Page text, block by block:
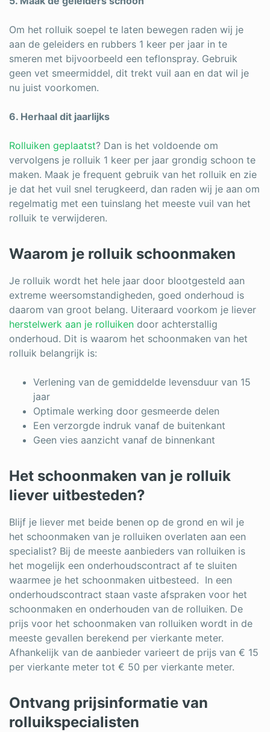
Om het rolluik soepel te laten bewegen raden wij je
aan de geleiders en rubbers 1 keer per jaar in te
smeren met bijvoorbeeld een teflonspray. Gebruik
geen vet smeermiddel, dit trekt vuil aan en dat wil je
nu juist voorkomen.
6. Herhaal dit jaarlijks
Rolluiken geplaatst? Dan is het voldoende om
vervolgens je rolluik 1 keer per jaar grondig schoon te
maken. Maak je frequent gebruik van het rolluik en zie
je dat het vuil snel terugkeerd, dan raden wij je aan om
regelmatig met een tuinslang het meeste vuil van het
rolluik te verwijderen.
Waarom je rolluik schoonmaken
Je rolluik wordt het hele jaar door blootgesteld aan
extreme weersomstandigheden, goed onderhoud is
daarom van groot belang. Uiteraard voorkom je liever
herstelwerk aan je rolluiken door achterstallig
onderhoud. Dit is waarom het schoonmaken van het
rolluik belangrijk is:
Verlening van de gemiddelde levensduur van 15
jaar
Optimale werking door gesmeerde delen
Een verzorgde indruk vanaf de buitenkant
Geen vies aanzicht vanaf de binnenkant
Het schoonmaken van je rolluik
liever uitbesteden?
Blijf je liever met beide benen op de grond en wil je
het schoonmaken van je rolluiken overlaten aan een
specialist? Bij de meeste aanbieders van rolluiken is
het mogelijk een onderhoudscontract af te sluiten
waarmee je het schoonmaken uitbesteed. In een
onderhoudscontract staan vaste afspraken voor het
schoonmaken en onderhouden van de rolluiken. De
prijs voor het schoonmaken van rolluiken wordt in de
meeste gevallen berekend per vierkante meter.
Afhankelijk van de aanbieder varieert de prijs van € 15
per vierkante meter tot € 50 per vierkante meter.
Ontvang prijsinformatie van
rolluikspecialisten